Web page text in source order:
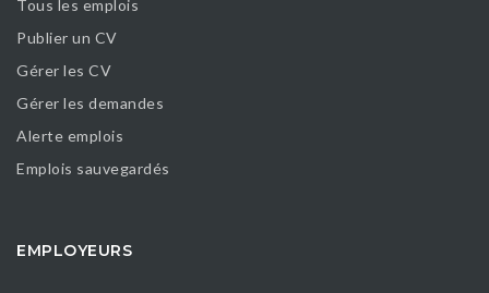
Tous les emplois
Publier un CV
Gérer les CV
Gérer les demandes
Alerte emplois
Emplois sauvegardés
EMPLOYEURS